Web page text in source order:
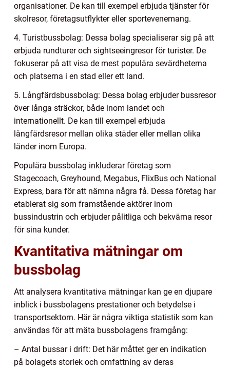
organisationer. De kan till exempel erbjuda tjänster för
skolresor, företagsutflykter eller sportevenemang.
4. Turistbussbolag: Dessa bolag specialiserar sig på att
erbjuda rundturer och sightseeingresor för turister. De
fokuserar på att visa de mest populära sevärdheterna
och platserna i en stad eller ett land.
5. Långfärdsbussbolag: Dessa bolag erbjuder bussresor
över långa sträckor, både inom landet och
internationellt. De kan till exempel erbjuda
långfärdsresor mellan olika städer eller mellan olika
länder inom Europa.
Populära bussbolag inkluderar företag som
Stagecoach, Greyhound, Megabus, FlixBus och National
Express, bara för att nämna några få. Dessa företag har
etablerat sig som framstående aktörer inom
bussindustrin och erbjuder pålitliga och bekväma resor
för sina kunder.
Kvantitativa mätningar om
bussbolag
Att analysera kvantitativa mätningar kan ge en djupare
inblick i bussbolagens prestationer och betydelse i
transportsektorn. Här är några viktiga statistik som kan
användas för att mäta bussbolagens framgång:
– Antal bussar i drift: Det här måttet ger en indikation
på bolagets storlek och omfattning av deras